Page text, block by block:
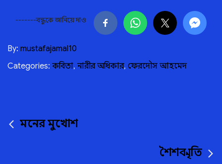
-------বন্ধুকে জানিয়ে দাও
By: mustafajamal10
Categories: কবিতা, নারীর অধিকার, ফেরদৌস আহমেদ
Post
মনের মুখোশ
শৈশব স্মৃতি